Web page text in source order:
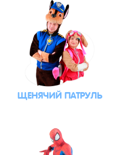
ЩЕНЯЧИЙ ПАТРУЛЬ